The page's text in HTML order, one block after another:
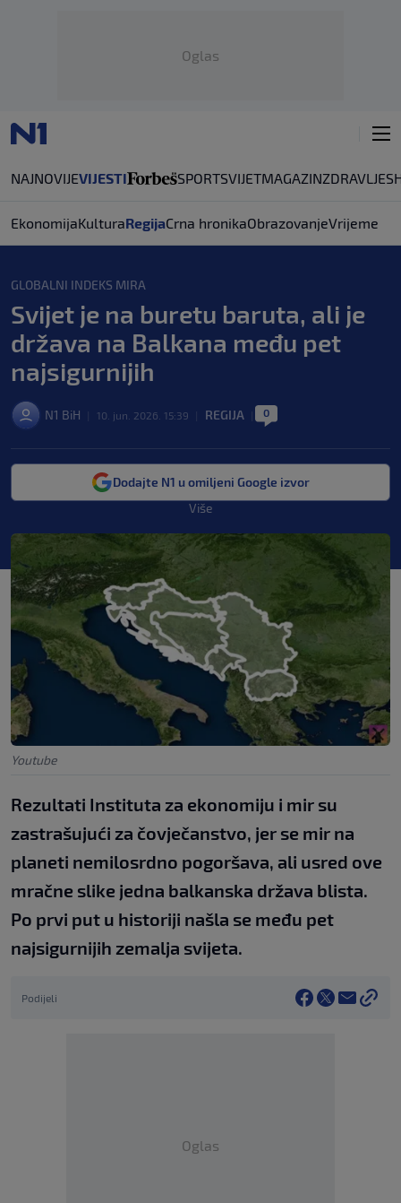
Oglas
NAJNOVIJEVIJESTI SPORTSVIJETMAGAZINZDRAVLJE
EkonomijaKulturaRegijaCrna hronikaObrazovanjeVrijeme
GLOBALNI INDEKS MIRA
Svijet je na buretu baruta, ali je
država na Balkana među pet
najsigurnijih
N1 BiH 10. jun. 2026. 15:39 REGIJA 0
Dodajte N1 u omiljeni Google izvor
Više
Youtube
Rezultati Instituta za ekonomiju i mir su
zastrašujući za čovječanstvo, jer se mir na
planeti nemilosrdno pogoršava, ali usred ove
mračne slike jedna balkanska država blista.
Po prvi put u historiji našla se među pet
najsigurnijih zemalja svijeta.
Podijeli
Oglas